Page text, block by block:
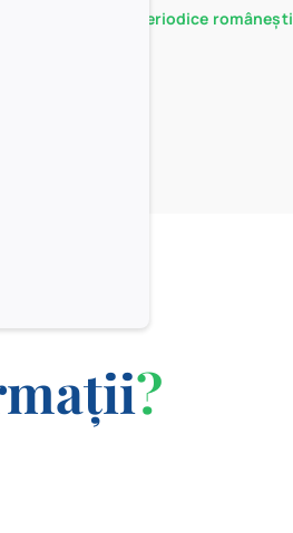
de publicitate periodice românești
?